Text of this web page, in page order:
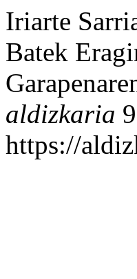
Iriarte
Batek
aldizkaria
https://